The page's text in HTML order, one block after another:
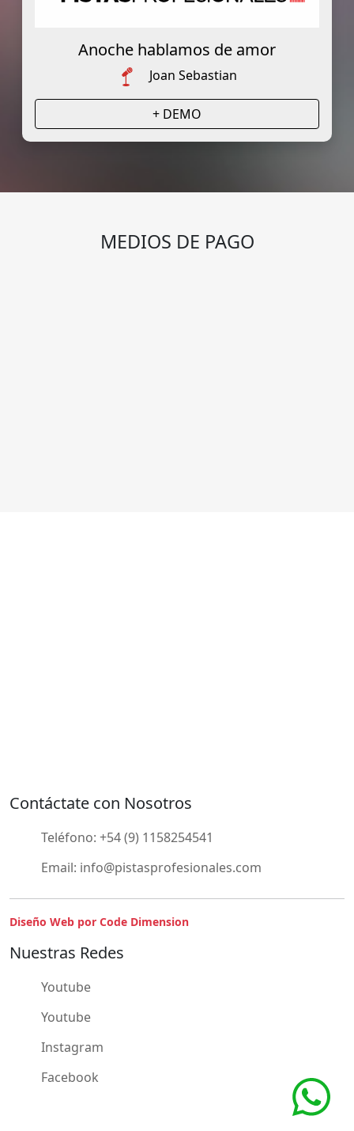
Anoche hablamos de amor
Joan Sebastian
+ DEMO
MEDIOS DE PAGO
Contáctate con Nosotros
Teléfono: +54 (9) 1158254541
Email: info@pistasprofesionales.com
Diseño Web por Code Dimension
Nuestras Redes
Youtube
Youtube
Instagram
Facebook